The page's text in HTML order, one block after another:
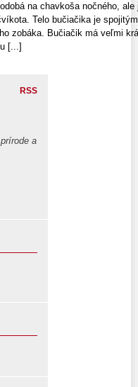
na chavkoša nočného,
Telo bučiačika je
zobáka. Bučiačik má veľmi
[...]
RSS
a